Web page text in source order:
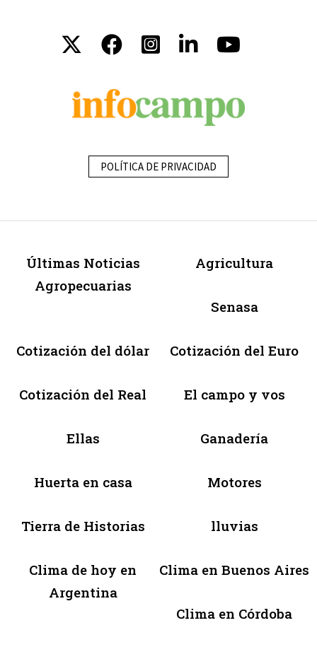
POLÍTICA DE PRIVACIDAD
Últimas Noticias
Agropecuarias
Agricultura
Senasa
Cotización del dólar Cotización del Euro
Cotización del Real El campo y vos
Ellas Ganadería
Huerta en casa Motores
Tierra de Historias lluvias
Clima de hoy en
Argentina
Clima en Buenos Aires
Clima en Córdoba